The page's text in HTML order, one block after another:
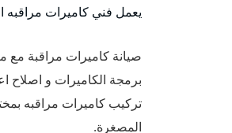
يعمل فني كاميرات مراقبه
صيانة كاميرات مراقبة مع
برمجة الكاميرات و اصلاح
تركيب كاميرات مراقبه
المصغرة.